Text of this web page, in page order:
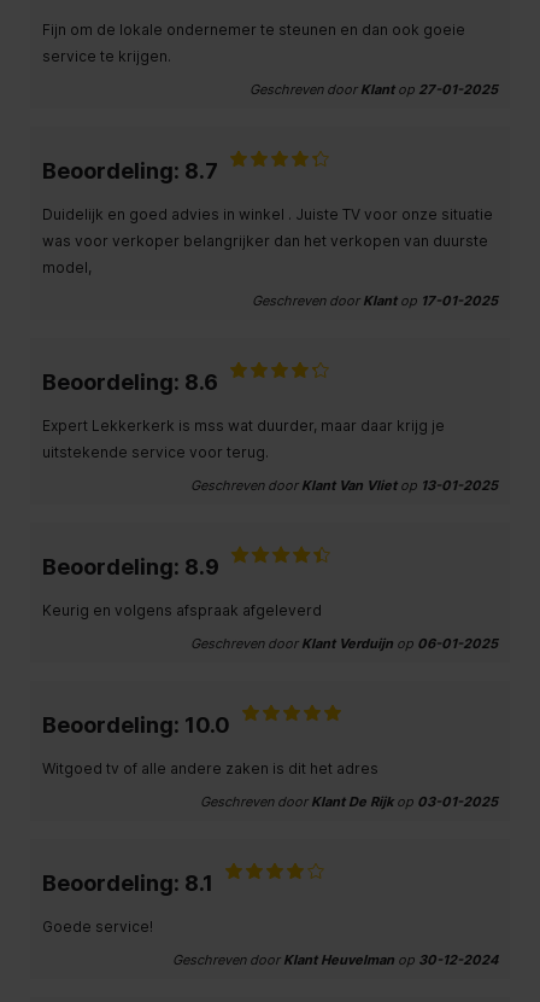
Fijn om de lokale ondernemer te steunen en dan ook goeie
service te krijgen.
Geschreven door Klantop 27-01-2025
Beoordeling: 8.7
Duidelijk en goed advies in winkel . Juiste TV voor onze situatie
was voor verkoper belangrijker dan het verkopen van duurste
model,
Geschreven door Klantop 17-01-2025
Beoordeling: 8.6
Expert Lekkerkerk is mss wat duurder, maar daar krijg je
uitstekende service voor terug.
Geschreven door Klant Van Vlietop 13-01-2025
Beoordeling: 8.9
Keurig en volgens afspraak afgeleverd
Geschreven door Klant Verduijn op 06-01-2025
Beoordeling: 10.0
Witgoed tv of alle andere zaken is dit het adres
Geschreven door Klant De Rijkop 03-01-2025
Beoordeling: 8.1
Goede service!
Geschreven door Klant Heuvelman op 30-12-2024